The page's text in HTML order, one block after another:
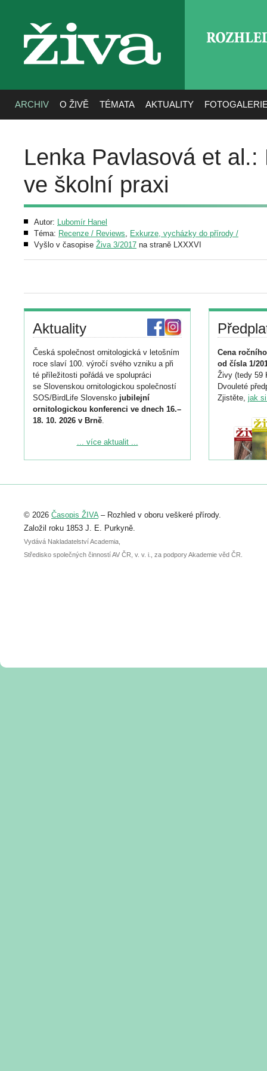
živa
ARCHIV O ŽIVĚ TÉMATA AKTUALITY
Lenka Pavlasová et
ve školní praxi
Autor: Lubomír Hanel
Téma: Recenze / Reviews, Exkurze, vycházky do přírody /
Vyšlo v časopise Živa 3/2017 na straně LXXXVI
Aktuality
Česká společnost ornitologická v letošním
roce slaví 100. výročí svého vzniku a při
té příležitosti pořádá ve spolupráci
se Slovenskou ornitologickou společností
SOS/BirdLife Slovensko jubilejní
ornitologickou konferenci ve dnech 16.–
18. 10. 2026 v Brně.
Podrobnější informace ke konferenci
Registrovat se můžete do 6. září.
abstraktu přihlášené přednášky nebo
posteru je už 30. června.
... více aktualit ...
Cena
od čísla 1/
Živy (tedy 59
Dvouleté
Zjistěte, jak
© 2026 Časopis ŽIVA– Rozhled v oboru veškeré přírody.
Založil roku 1853 J. E. Purkyně.
Vydává Nakladatelství Academia,
Středisko společných činností AV ČR, v. v. i., za podpory Akademie věd ČR.